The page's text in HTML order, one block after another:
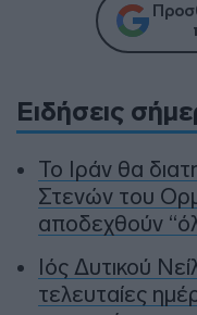
Ειδήσεις
To Ιράν θα
Στενών του
αποδεχθούν
Ιός Δυτικού
τελευταίες